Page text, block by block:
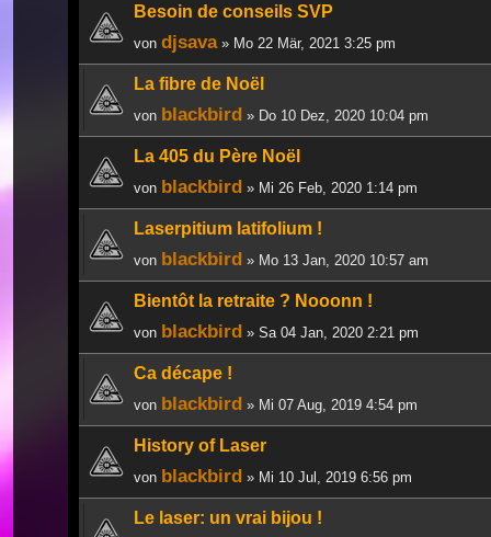
Besoin de conseils SVP
von djsava» Mo 22 Mär, 2021 3:25 pm
La fibre de Noël
von blackbird » Do 10 Dez, 2020 10:04 pm
La 405 du Père Noël
von blackbird » Mi 26 Feb, 2020 1:14 pm
Laserpitium latifolium !
von blackbird » Mo 13 Jan, 2020 10:57 am
Bientôt la retraite ? Nooonn !
von blackbird » Sa 04 Jan, 2020 2:21 pm
Ca décape !
von blackbird » Mi 07 Aug, 2019 4:54 pm
History of Laser
von blackbird » Mi 10 Jul, 2019 6:56 pm
Le laser: un vrai bijou !